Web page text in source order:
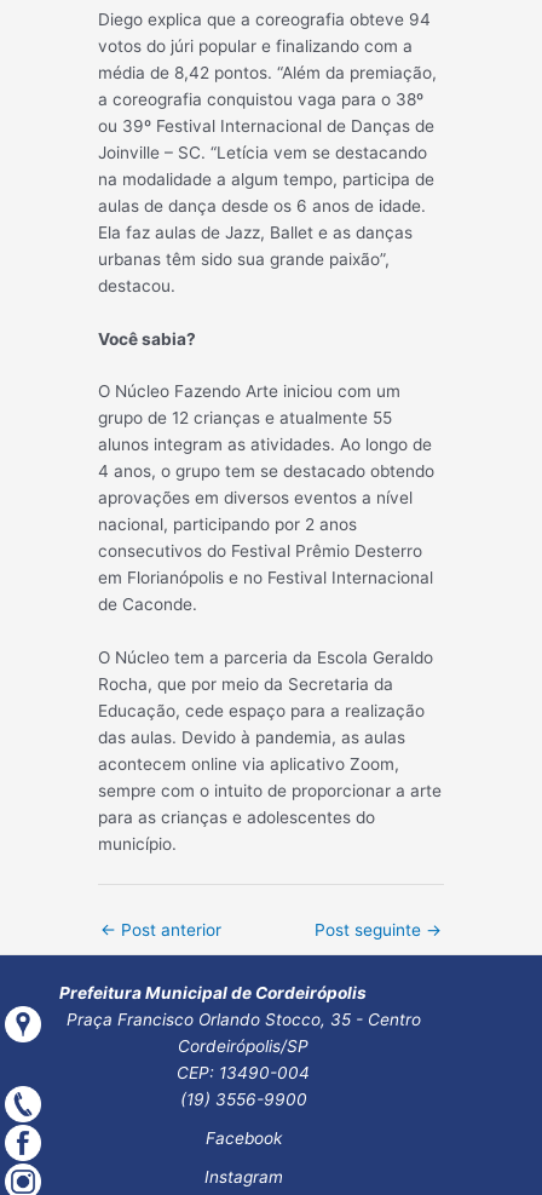
Diego explica que a coreografia obteve 94
votos do júri popular e finalizando com a
média de 8,42 pontos. “Além da premiação,
a coreografia conquistou vaga para o 38º
ou 39º Festival Internacional de Danças de
Joinville – SC. “Letícia vem se destacando
na modalidade a algum tempo, participa de
aulas de dança desde os 6 anos de idade.
Ela faz aulas de Jazz, Ballet e as danças
urbanas têm sido sua grande paixão”,
destacou.
Você sabia?
O Núcleo Fazendo Arte iniciou com um
grupo de 12 crianças e atualmente 55
alunos integram as atividades. Ao longo de
4 anos, o grupo tem se destacado obtendo
aprovações em diversos eventos a nível
nacional, participando por 2 anos
consecutivos do Festival Prêmio Desterro
em Florianópolis e no Festival Internacional
de Caconde.
O Núcleo tem a parceria da Escola Geraldo
Rocha, que por meio da Secretaria da
Educação, cede espaço para a realização
das aulas. Devido à pandemia, as aulas
acontecem online via aplicativo Zoom,
sempre com o intuito de proporcionar a arte
para as crianças e adolescentes do
município.
Post
← Post anterior Post seguinte →
Prefeitura Municipal de Cordeirópolis
Praça Francisco Orlando Stocco, 35 - Centro
Cordeirópolis/SP
CEP: 13490-004
(19) 3556-9900
Facebook
Instagram